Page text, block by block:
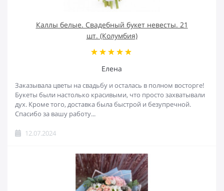
Каллы белые. Свадебный букет невесты. 21
шт. (Колумбия)
Елена
Заказывала цветы на свадьбу и осталась в полном восторге!
Букеты были настолько красивыми, что просто захватывали
дух. Кроме того, доставка была быстрой и безупречной.
Спасибо за вашу работу...
12.07.2024